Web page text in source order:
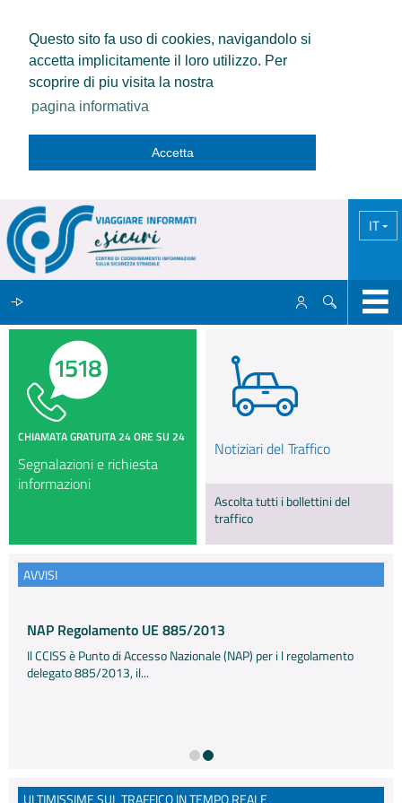
Questo sito fa uso di cookies, navigandolo si
accetta implicitamente il loro utilizzo. Per
scoprire di piu visita la nostra
pagina informativa
Accetta
IT
IL CCISS
NEWS
CHIAMATA GRATUITA 24 ORE SU 24
Segnalazioni e richiesta
informazioni
Notiziari del Traffico
Ascolta tutti i bollettini del
traffico
AVVISI
NAP Regolamento UE 885/2013
Il CCISS è Punto di Accesso Nazionale (NAP) per i l regolamento
delegato 885/2013, il...
ULTIMISSIME SUL TRAFFICO IN TEMPO REALE